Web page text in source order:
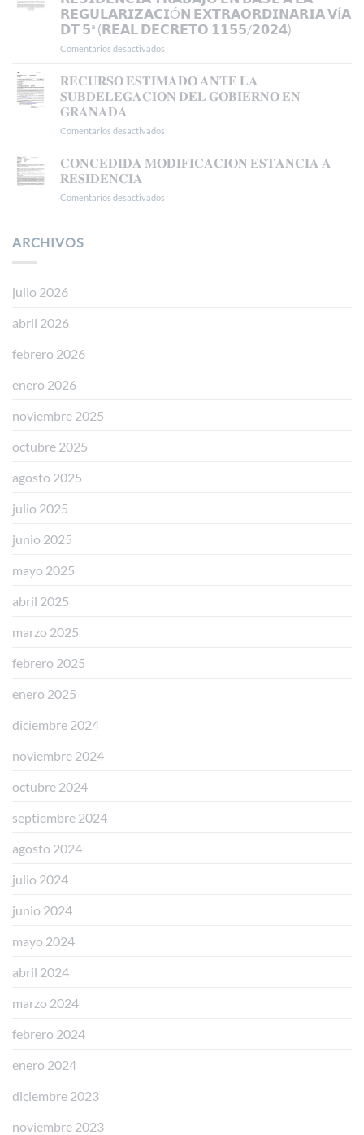
𝗔𝗣𝗘𝗟𝗔𝗖𝗜𝗢𝗡
𝗔𝗡𝗧𝗘
𝗘𝗟
𝗥𝗘𝗚𝗨𝗟𝗔𝗥𝗜𝗭𝗔𝗖𝗜Ó𝗡 𝗘𝗫𝗧𝗥𝗔𝗢𝗥𝗗𝗜𝗡𝗔𝗥𝗜𝗔 𝗩Í𝗔
𝗗𝗧 𝟱ª (𝗥𝗘𝗔𝗟 𝗗𝗘𝗖𝗥𝗘𝗧𝗢 𝟭𝟭𝟱𝟱/𝟮𝟬𝟮𝟰)
Comentarios desactivados
𝗔𝗨𝗧𝗢𝗥𝗜𝗭𝗔𝗖𝗜Ó𝗡
𝗗𝗘
𝗥𝗘𝗦𝗜𝗗𝗘𝗡𝗖𝗜𝗔
𝗔
𝐑𝐄𝐂𝐔𝐑𝐒𝐎 𝐄𝐒𝐓𝐈𝐌𝐀𝐃𝐎 𝐀𝐍𝐓𝐄 𝐋𝐀
𝐒𝐔𝐁𝐃𝐄𝐋𝐄𝐆𝐀𝐂𝐈𝐎𝐍 𝐃𝐄𝐋 𝐆𝐎𝐁𝐈𝐄𝐑𝐍𝐎 𝐄𝐍
𝐆𝐑𝐀𝐍𝐀𝐃𝐀
Comentarios desactivados
𝐄𝐒𝐓𝐈𝐌𝐀𝐃𝐎
𝐂𝐎𝐍𝐂𝐄𝐃𝐈𝐃𝐀 𝐌𝐎𝐃𝐈𝐅𝐈𝐂𝐀𝐂𝐈𝐎𝐍 𝐄𝐒𝐓𝐀𝐍𝐂𝐈𝐀 𝐀
𝐑𝐄𝐒𝐈𝐃𝐄𝐍𝐂𝐈𝐀
Comentarios desactivados
ARCHIVOS
julio 2026
abril 2026
febrero 2026
enero 2026
noviembre 2025
octubre 2025
agosto 2025
julio 2025
junio 2025
mayo 2025
abril 2025
marzo 2025
febrero 2025
enero 2025
diciembre 2024
noviembre 2024
octubre 2024
septiembre 2024
agosto 2024
julio 2024
junio 2024
mayo 2024
abril 2024
marzo 2024
febrero 2024
enero 2024
diciembre 2023
noviembre 2023